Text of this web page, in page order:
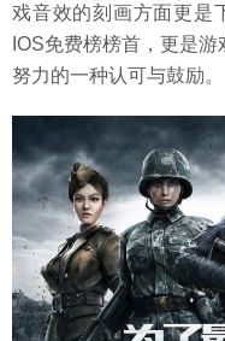
戏音效的刻画方面更是
IOS免费榜榜首，更是
努力的一种认可与鼓励。